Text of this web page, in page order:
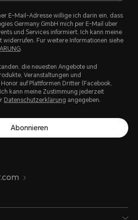
E-Mail-Adresse willige ich darin ein, dass
Germany GmbH mich per E-Mail uber
und Services informiert. Ich kann meine
widerrufen. Fur weitere Informationen siehe
.
die neuesten Angebote und
Veranstaltungen und
auf Plattformen Dritter (Facebook,
kann meine Zustimmung jederzeit
Datenschutzerklärung angegeben.
Abonnieren